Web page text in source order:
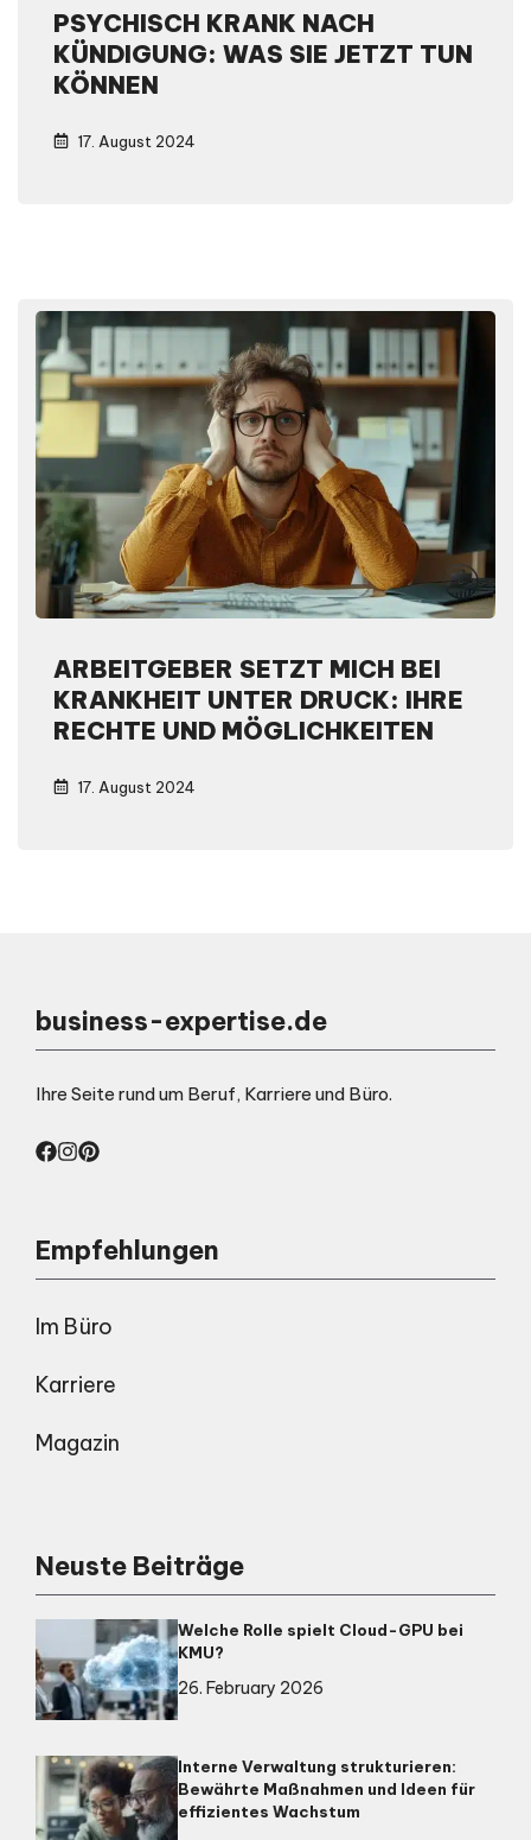
PSYCHISCH KRANK NACH
KÜNDIGUNG: WAS SIE JETZT TUN
KÖNNEN
17. August 2024
ARBEITGEBER SETZT MICH BEI
KRANKHEIT UNTER DRUCK: IHRE
RECHTE UND MÖGLICHKEITEN
17. August 2024
business-expertise.de
Ihre Seite rund um Beruf, Karriere und Büro.
Empfehlungen
Im Büro
Karriere
Magazin
Neuste Beiträge
Welche Rolle spielt Cloud-GPU bei
KMU?
26. February 2026
Interne Verwaltung strukturieren:
Bewährte Maßnahmen und Ideen für
effizientes Wachstum